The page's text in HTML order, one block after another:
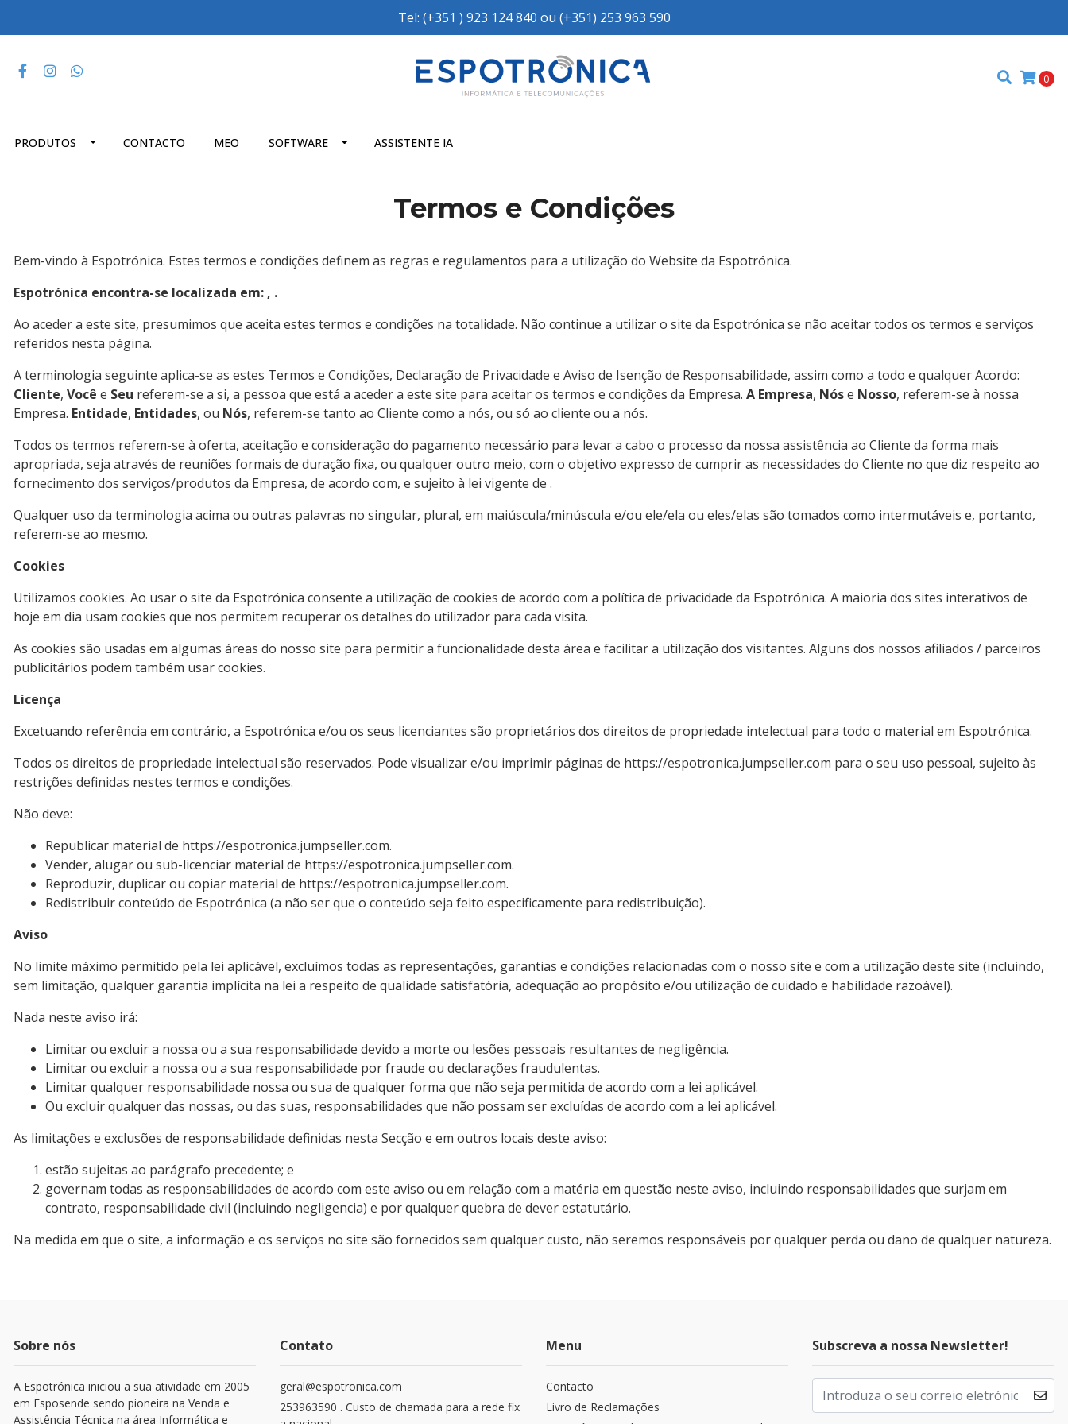
Tel: (+351 ) 923 124 840 ou (+351) 253 963 590
0
PRODUTOS CONTACTO MEO SOFTWARE ASSISTENTE IA
Termos e Condições
Bem-vindo à Espotrónica. Estes termos e condições definem as regras e regulamentos para a utilização do Website da Espotrónica.
Espotrónica encontra-se localizada em: , .
Ao aceder a este site, presumimos que aceita estes termos e condições na totalidade. Não continue a utilizar o site da Espotrónica se não aceitar todos os termos e serviços
referidos nesta página.
A terminologia seguinte aplica-se as estes Termos e Condições, Declaração de Privacidade e Aviso de Isenção de Responsabilidade, assim como a todo e qualquer Acordo:
Cliente, Você e Seu referem-se a si, a pessoa que está a aceder a este site para aceitar os termos e condições da Empresa. A Empresa, Nóse Nosso, referem-se à nossa
Empresa. Entidade, Entidades, ou Nós, referem-se tanto ao Cliente como a nós, ou só ao cliente ou a nós.
Todos os termos referem-se à oferta, aceitação e consideração do pagamento necessário para levar a cabo o processo da nossa assistência ao Cliente da forma mais
apropriada, seja através de reuniões formais de duração fixa, ou qualquer outro meio, com o objetivo expresso de cumprir as necessidades do Cliente no que diz respeito ao
fornecimento dos serviços/produtos da Empresa, de acordo com, e sujeito à lei vigente de .
Qualquer uso da terminologia acima ou outras palavras no singular, plural, em maiúscula/minúscula e/ou ele/ela ou eles/elas são tomados como intermutáveis e, portanto,
referem-se ao mesmo.
Cookies
Utilizamos cookies. Ao usar o site da Espotrónica consente a utilização de cookies de acordo com a política de privacidade da Espotrónica. A maioria dos sites interativos de
hoje em dia usam cookies que nos permitem recuperar os detalhes do utilizador para cada visita.
As cookies são usadas em algumas áreas do nosso site para permitir a funcionalidade desta área e facilitar a utilização dos visitantes. Alguns dos nossos afiliados / parceiros
publicitários podem também usar cookies.
Licença
Excetuando referência em contrário, a Espotrónica e/ou os seus licenciantes são proprietários dos direitos de propriedade intelectual para todo o material em Espotrónica.
Todos os direitos de propriedade intelectual são reservados. Pode visualizar e/ou imprimir páginas de https://espotronica.jumpseller.com para o seu uso pessoal, sujeito às
restrições definidas nestes termos e condições.
Não deve:
Republicar material de https://espotronica.jumpseller.com.
Vender, alugar ou sub-licenciar material de https://espotronica.jumpseller.com.
Reproduzir, duplicar ou copiar material de https://espotronica.jumpseller.com.
Redistribuir conteúdo de Espotrónica (a não ser que o conteúdo seja feito especificamente para redistribuição).
Aviso
No limite máximo permitido pela lei aplicável, excluímos todas as representações, garantias e condições relacionadas com o nosso site e com a utilização deste site (incluindo,
sem limitação, qualquer garantia implícita na lei a respeito de qualidade satisfatória, adequação ao propósito e/ou utilização de cuidado e habilidade razoável).
Nada neste aviso irá:
Limitar ou excluir a nossa ou a sua responsabilidade devido a morte ou lesões pessoais resultantes de negligência.
Limitar ou excluir a nossa ou a sua responsabilidade por fraude ou declarações fraudulentas.
Limitar qualquer responsabilidade nossa ou sua de qualquer forma que não seja permitida de acordo com a lei aplicável.
Ou excluir qualquer das nossas, ou das suas, responsabilidades que não possam ser excluídas de acordo com a lei aplicável.
As limitações e exclusões de responsabilidade definidas nesta Secção e em outros locais deste aviso:
estão sujeitas ao parágrafo precedente; e
governam todas as responsabilidades de acordo com este aviso ou em relação com a matéria em questão neste aviso, incluindo responsabilidades que surjam em
contrato, responsabilidade civil (incluindo negligencia) e por qualquer quebra de dever estatutário.
Na medida em que o site, a informação e os serviços no site são fornecidos sem qualquer custo, não seremos responsáveis por qualquer perda ou dano de qualquer natureza.
Sobre nós
A Espotrónica iniciou a sua atividade em 2005
em Esposende sendo pioneira na Venda e
Assistência Técnica na área Informática e
Contato
geral@espotronica.com
253963590 . Custo de chamada para a rede fix
Menu
Contacto
Livro de Reclamações
Subscreva a nossa Newsletter!